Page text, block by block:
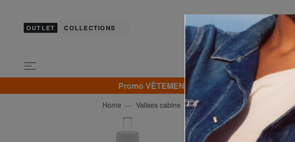
OUTLET COLLECTIONS
Promo VÊTEMENTS -30% | -40% | -50% &
Home Valises cabine DELSEY